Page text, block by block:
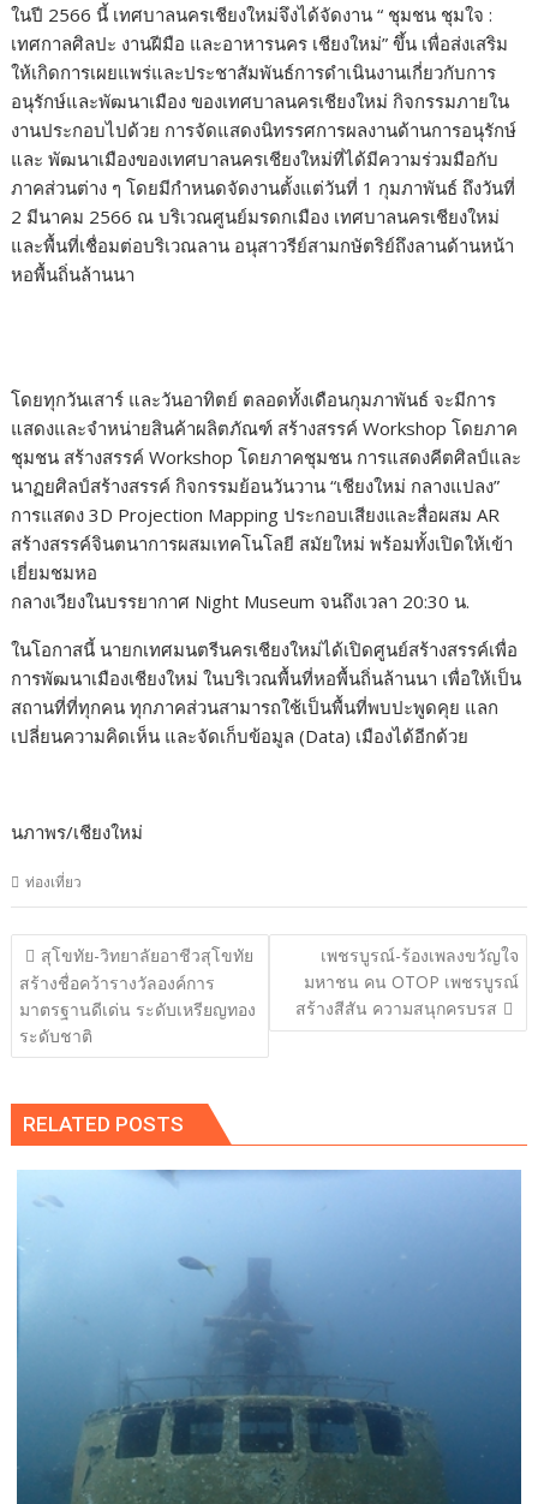
ในปี 2566 นี้ เทศบาลนครเชียงใหม่จึงได้จัดงาน “ ชุมชน ชุมใจ :
เทศกาลศิลปะ งานฝีมือ และอาหารนคร เชียงใหม่” ขึ้น เพื่อส่งเสริม
ให้เกิดการเผยแพร่และประชาสัมพันธ์การดำเนินงานเกี่ยวกับการ
อนุรักษ์และพัฒนาเมือง ของเทศบาลนครเชียงใหม่ กิจกรรมภายใน
งานประกอบไปด้วย การจัดแสดงนิทรรศการผลงานด้านการอนุรักษ์
และ พัฒนาเมืองของเทศบาลนครเชียงใหม่ที่ได้มีความร่วมมือกับ
ภาคส่วนต่าง ๆ โดยมีกำหนดจัดงานตั้งแต่วันที่ 1 กุมภาพันธ์ ถึงวันที่
2 มีนาคม 2566 ณ บริเวณศูนย์มรดกเมือง เทศบาลนครเชียงใหม่
และพื้นที่เชื่อมต่อบริเวณลาน อนุสาวรีย์สามกษัตริย์ถึงลานด้านหน้า
หอพื้นถิ่นล้านนา
โดยทุกวันเสาร์ และวันอาทิตย์ ตลอดทั้งเดือนกุมภาพันธ์ จะมีการ
แสดงและจำหน่ายสินค้าผลิตภัณฑ์ สร้างสรรค์ Workshop โดยภาค
ชุมชน สร้างสรรค์ Workshop โดยภาคชุมชน การแสดงคีตศิลป์และ
นาฏยศิลป์สร้างสรรค์ กิจกรรมย้อนวันวาน “เชียงใหม่ กลางแปลง”
การแสดง 3D Projection Mapping ประกอบเสียงและสื่อผสม AR
สร้างสรรค์จินตนาการผสมเทคโนโลยี สมัยใหม่ พร้อมทั้งเปิดให้เข้า
เยี่ยมชมหอ
กลางเวียงในบรรยากาศ Night Museum จนถึงเวลา 20:30 น.
ในโอกาสนี้ นายกเทศมนตรีนครเชียงใหม่ได้เปิดศูนย์สร้างสรรค์เพื่อ
การพัฒนาเมืองเชียงใหม่ ในบริเวณพื้นที่หอพื้นถิ่นล้านนา เพื่อให้เป็น
สถานที่ที่ทุกคน ทุกภาคส่วนสามารถใช้เป็นพื้นที่พบปะพูดคุย แลก
เปลี่ยนความคิดเห็น และจัดเก็บข้อมูล (Data) เมืองได้อีกด้วย
นภาพร/เชียงใหม่
ท่องเที่ยว
แนะแนว
เรื่อง
สุโขทัย-วิทยาลัยอาชีวสุโขทัย
สร้างชื่อคว้ารางวัลองค์การ
มาตรฐานดีเด่น ระดับเหรียญทอง
ระดับชาติ
เพชรบูรณ์-ร้องเพลงขวัญใจ
มหาชน คน OTOP เพชรบูรณ์
สร้างสีสัน ความสนุกครบรส
RELATED POSTS